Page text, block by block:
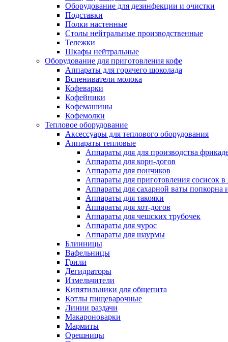
Оборудование для дезинфекции и очистки
Подставки
Полки настенные
Столы нейтральные производственные
Тележки
Шкафы нейтральные
Оборудование для приготовления кофе
Аппараты для горячего шоколада
Вспениватели молока
Кофеварки
Кофейники
Кофемашины
Кофемолки
Тепловое оборудование
Аксессуары для теплового оборудования
Аппараты тепловые
Аппараты для для производства
Аппараты для корн-догов
Аппараты для пончиков
Аппараты для приготовления сосисок в
Аппараты для сахарной ваты попкорна
Аппараты для такояки
Аппараты для хот-догов
Аппараты для чешских трубочек
Аппараты для чурос
Аппараты для шаурмы
Блинницы
Вафельницы
Грили
Дегидраторы
Измельчители
Кипятильники для общепита
Котлы пищеварочные
Линии раздачи
Макароноварки
Мармиты
Орешницы